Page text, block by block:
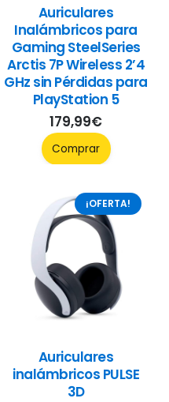
Auriculares
Inalámbricos para
Gaming SteelSeries
Arctis 7P Wireless 2’4
GHz sin Pérdidas para
PlayStation 5
179,99€
Comprar
¡OFERTA!
Auriculares
inalámbricos PULSE
3D